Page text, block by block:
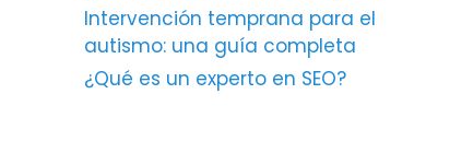
Intervención temprana para el
autismo: una guía completa
¿Qué es un experto en SEO?